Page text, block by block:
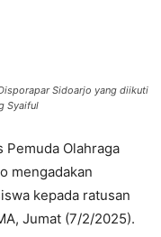
Sidoarjo yang diikuti
Syaiful
Olahraga
mengadakan
kepada ratusan
Jumat (7/2/2025).